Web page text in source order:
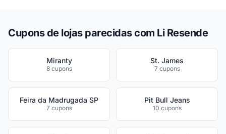
Cupons de lojas parecidas com Li Resende
Miranty
8 cupons
St. James
7 cupons
Feira da Madrugada SP
7 cupons
Pit Bull Jeans
10 cupons